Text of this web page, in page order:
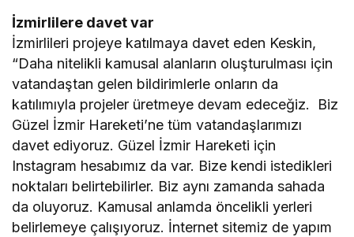
İzmirlilere davet var
İzmirlileri projeye katılmaya davet eden Keskin,
“Daha nitelikli kamusal alanların oluşturulması için
vatandaştan gelen bildirimlerle onların da
katılımıyla projeler üretmeye devam edeceğiz. Biz
Güzel İzmir Hareketi’ne tüm vatandaşlarımızı
davet ediyoruz. Güzel İzmir Hareketi için
Instagram hesabımız da var. Bize kendi istedikleri
noktaları belirtebilirler. Biz aynı zamanda sahada
da oluyoruz. Kamusal anlamda öncelikli yerleri
belirlemeye çalışıyoruz. İnternet sitemiz de yapım